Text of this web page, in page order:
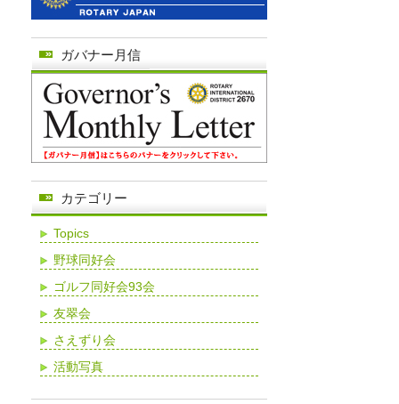
ガバナー月信
カテゴリー
Topics
野球同好会
ゴルフ同好会93会
友翠会
さえずり会
活動写真